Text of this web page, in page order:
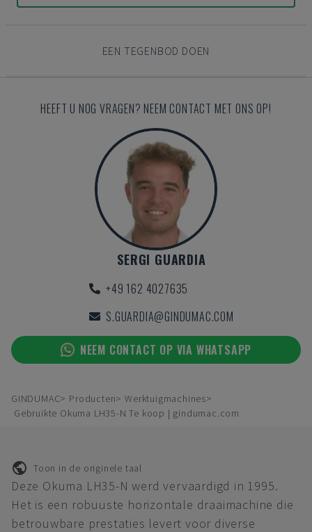
EEN TEGENBOD DOEN
HEEFT U NOG VRAGEN? NEEM CONTACT MET ONS OP!
SERGI GUARDIA
+49 162 4027635
S.GUARDIA@GINDUMAC.COM
NEEM CONTACT OP VIA WHATSAPP
GINDUMAC Producten
Werktuigmachines
Gebruikte Okuma LH35-N Te koop | gindumac.com
Toon in de originele taal
Deze Okuma LH35-N werd vervaardigd in 1995.
Het is een robuuste horizontale draaimachine die
betrouwbare prestaties levert voor diverse